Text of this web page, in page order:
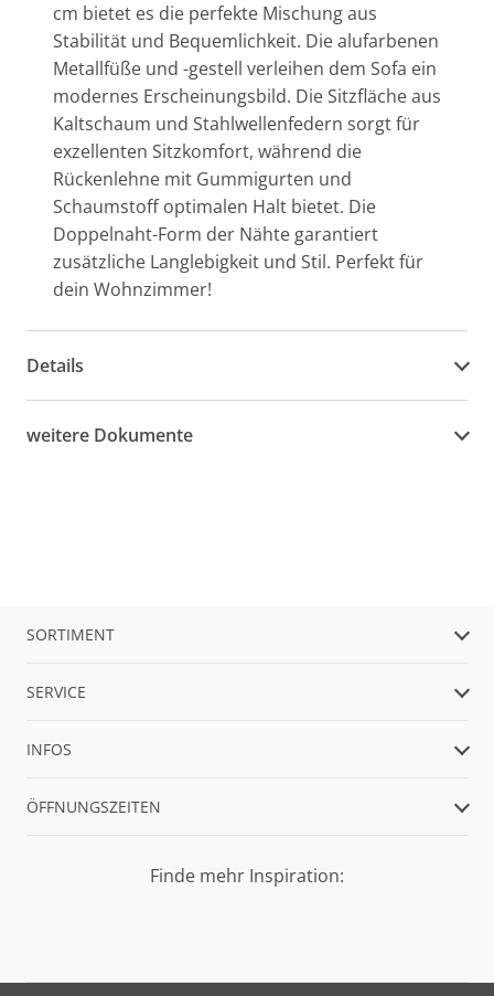
cm bietet es die perfekte Mischung aus
Stabilität und Bequemlichkeit. Die alufarbenen
Metallfüße und -gestell verleihen dem Sofa ein
modernes Erscheinungsbild. Die Sitzfläche aus
Kaltschaum und Stahlwellenfedern sorgt für
exzellenten Sitzkomfort, während die
Rückenlehne mit Gummigurten und
Schaumstoff optimalen Halt bietet. Die
Doppelnaht-Form der Nähte garantiert
zusätzliche Langlebigkeit und Stil. Perfekt für
dein Wohnzimmer!
Details
weitere Dokumente
SORTIMENT
SERVICE
INFOS
ÖFFNUNGSZEITEN
Finde mehr Inspiration: